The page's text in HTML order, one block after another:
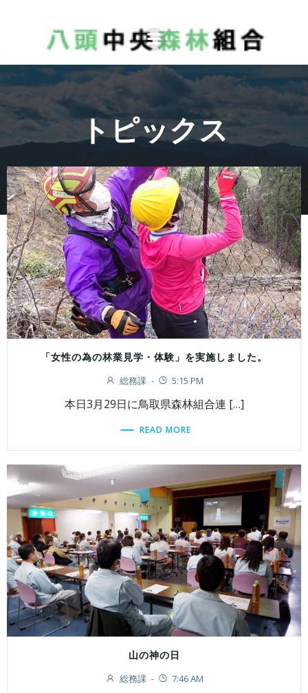
ン
ツ
へ
キ
プ
トピックス
「女性の為の林業見学・体験」を実施しました。
総務課 - 5:15 PM
本日3月29日に鳥取県森林組合連 […]
READ MORE
山の神の日
総務課 - 7:46 AM